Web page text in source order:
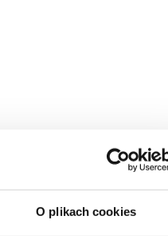
O plikach cookies